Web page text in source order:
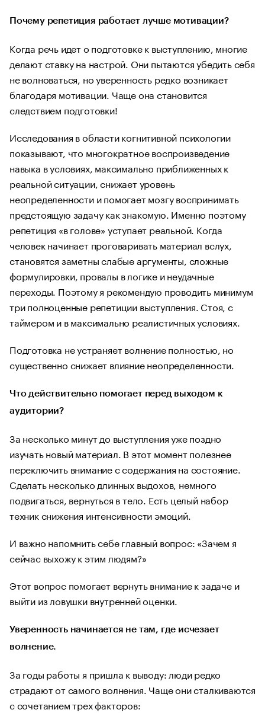
Почему репетиция работает лучше мотивации?
Когда речь идет о подготовке к выступлению, многие
делают ставку на настрой. Они пытаются убедить себя
не волноваться, но уверенность редко возникает
благодаря мотивации. Чаще она становится
следствием подготовки!
Исследования в области когнитивной психологии
показывают, что многократное воспроизведение
навыка в условиях, максимально приближенных к
реальной ситуации, снижает уровень
неопределенности и помогает мозгу воспринимать
предстоящую задачу как знакомую. Именно поэтому
репетиция «в голове» уступает реальной. Когда
человек начинает проговаривать материал вслух,
становятся заметны слабые аргументы, сложные
формулировки, провалы в логике и неудачные
переходы. Поэтому я рекомендую проводить минимум
три полноценные репетиции выступления. Стоя, с
таймером и в максимально реалистичных условиях.
Подготовка не устраняет волнение полностью, но
существенно снижает влияние неопределенности.
Что действительно помогает перед выходом к
аудитории?
За несколько минут до выступления уже поздно
изучать новый материал. В этот момент полезнее
переключить внимание с содержания на состояние.
Сделать несколько длинных выдохов, немного
подвигаться, вернуться в тело. Есть целый набор
техник снижения интенсивности эмоций.
И важно напомнить себе главный вопрос: «Зачем я
сейчас выхожу к этим людям?»
Этот вопрос помогает вернуть внимание к задаче и
выйти из ловушки внутренней оценки.
Уверенность начинается не там, где исчезает
волнение.
За годы работы я пришла к выводу: люди редко
страдают от самого волнения. Чаще они сталкиваются
с сочетанием трех факторов: